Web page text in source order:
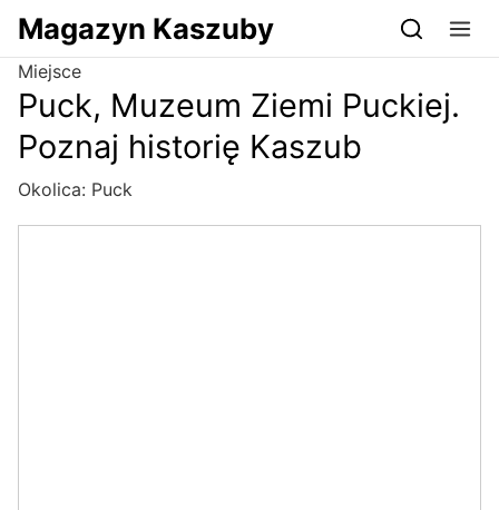
Przejdź do serwisu magazynkaszuby.pl
Magazyn Kaszuby
Miejsce
Puck, Muzeum Ziemi Puckiej.
Poznaj historię Kaszub
Okolica: Puck